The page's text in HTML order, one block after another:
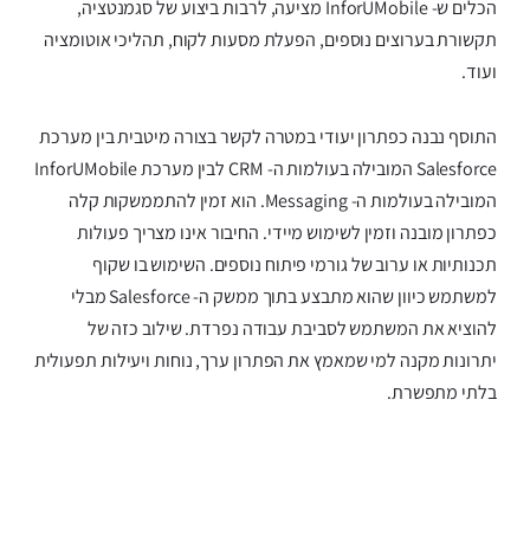
הכלים ש- InforUMobile מציעה, לרבות ביצוע של סגמנטציה,
תקשורת בערוצים נוספים, הפעלת מסעות לקוח, תהליכי אוטומציה
ועוד.
התוסף נבנה כפתרון יעודי במטרה לקשר בצורה מיטבית בין מערכת
Salesforce המובילה בעולמות ה- CRM לבין מערכת InforUMobile
המובילה בעולמות ה- Messaging. הוא זמין להתממשקות קלה
כפתרון מובנה וזמין לשימוש מיידי. החיבור אינו מצריך פעולות
תכנותיות או ערוב של גורמי פיתוח נוספים. השימוש בו שקוף
למשתמש כיוון שהוא מתבצע בתוך ממשק ה- Salesforce מבלי
להוציא את המשתמש לסביבת עבודה נפרדת. שילוב כזה של
יתרונות מקנה למי שמאמץ את הפתרון ערך, נוחות ויעילות תפעולית
בלתי מתפשרת.